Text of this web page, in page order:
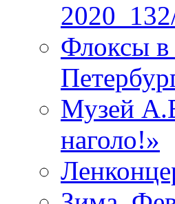
Флоксы в
Музей
наголо!»